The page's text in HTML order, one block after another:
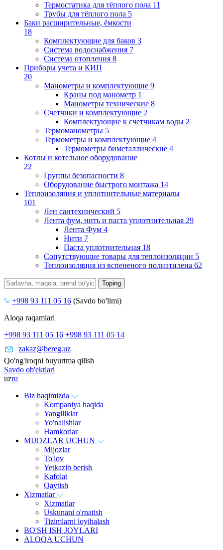
Термостатика для тёплого пола 11
Трубы для тёплого пола 5
Баки расширительные, ёмкости
18
Комплектующие для баков 3
Система водоснабжения 7
Система отопления 8
Приборы учета и КИП
20
Манометры и комплектующие 9
Краны под манометр 1
Манометры технические 8
Счетчики и комплектующие 2
Комплектующие к счетчикам воды 2
Термоманометры 5
Термометры и комплектующие 4
Термометры биметаллические 4
Котлы и котельное оборудование
22
Группы безопасности 8
Оборудование быстрого монтажа 14
Теплоизоляция и уплотнительные материалы
101
Лен сантехнический 5
Лента фум, нить и паста уплотнительная 29
Лента Фум 4
Нити 7
Паста уплотнительная 18
Сопутствующие товары для теплоизоляции 5
Теплоизоляция из вспененого полиэтилена 62
+998 93 111 05 16 (Savdo bo'limi)
Aloqa raqamlari
+998 93 111 05 16 +998 93 111 05 14
zakaz@bereg.uz
Qo'ng'iroqni buyurtma qilish
Savdo ob'ektlari
uzru
Biz haqimizda
Kompaniya haqida
Yangiliklar
Yo'nalishlar
Hamkorlar
MIJOZLAR UCHUN
Mijozlar
To'lov
Yetkazib berish
Kafolat
Qaytish
Xizmatlar
Xizmatlar
Uskunani o'rnatish
Tizimlarni loyihalash
BO'SH ISH JOYLARI
ALOQA UCHUN